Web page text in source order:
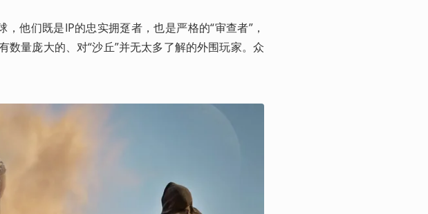
他们既是IP的忠实拥趸者，也是严格的“审查者”，
数量庞大的、对“沙丘”并无太多了解的外围玩家。众